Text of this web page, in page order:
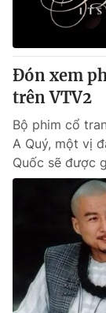
Đón xem
trên VTV2
Bộ phim cổ
A Quý, một vị
Quốc sẽ được